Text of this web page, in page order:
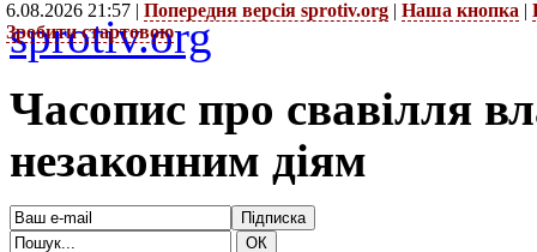
6.08.2026 21:57 | Попередня версія sprotiv.org | Наша кнопка |
Зробити стартовою
sprotiv.org
Часопис про свавілля
незаконним діям